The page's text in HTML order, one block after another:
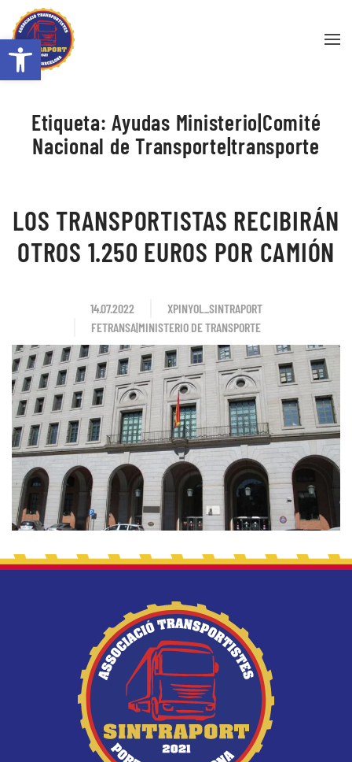
Abrir barra de herramientas
Skip to main content
Etiqueta:Ayudas Ministerio|Comité
Nacional de Transporte|transporte
LOS TRANSPORTISTAS RECIBIRÁN
OTROS 1.250 EUROS POR CAMIÓN
14.07.2022
XPINYOL_SINTRAPORT
FETRANSA|MINISTERIO DE TRANSPORTE